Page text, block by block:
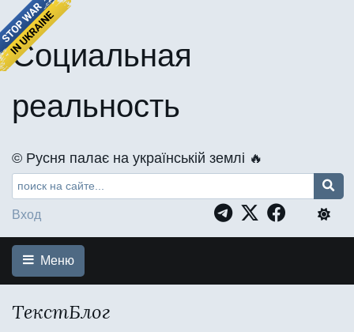
Социальная
реальность
©️ Русня палає на українській землі 🔥
Вход
Меню
ТекстБлог